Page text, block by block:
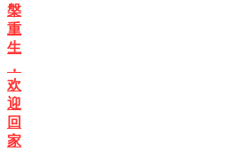
槃
重
生
，
欢
迎
回
家